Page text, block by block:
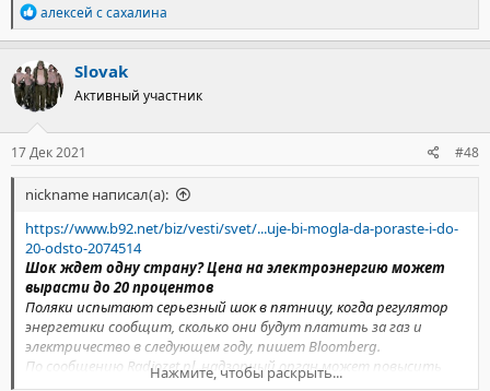
Р
е
а
к
ц
и
и
:
алексей с сахалина
Slovak
Активный участник
17 Дек 2021 #48
nickname написал(а):
https://www.b92.net/biz/vesti/svet/...uje-bi-mogla-da-poraste-i-do-
20-odsto-2074514
Шок ждет одну страну? Цена на электроэнергию может
вырасти до 20 процентов
Поляки испытают серьезный шок в пятницу, когда регулятор
энергетики сообщит, сколько они будут платить за газ и
электричество в следующем году, пишет Bloomberg.
По сообщению Radiozet.pl, надзорный орган может повысить
цены на газ для отопления на целых 40 процентов, а счета за
Нажмите, чтобы раскрыть...